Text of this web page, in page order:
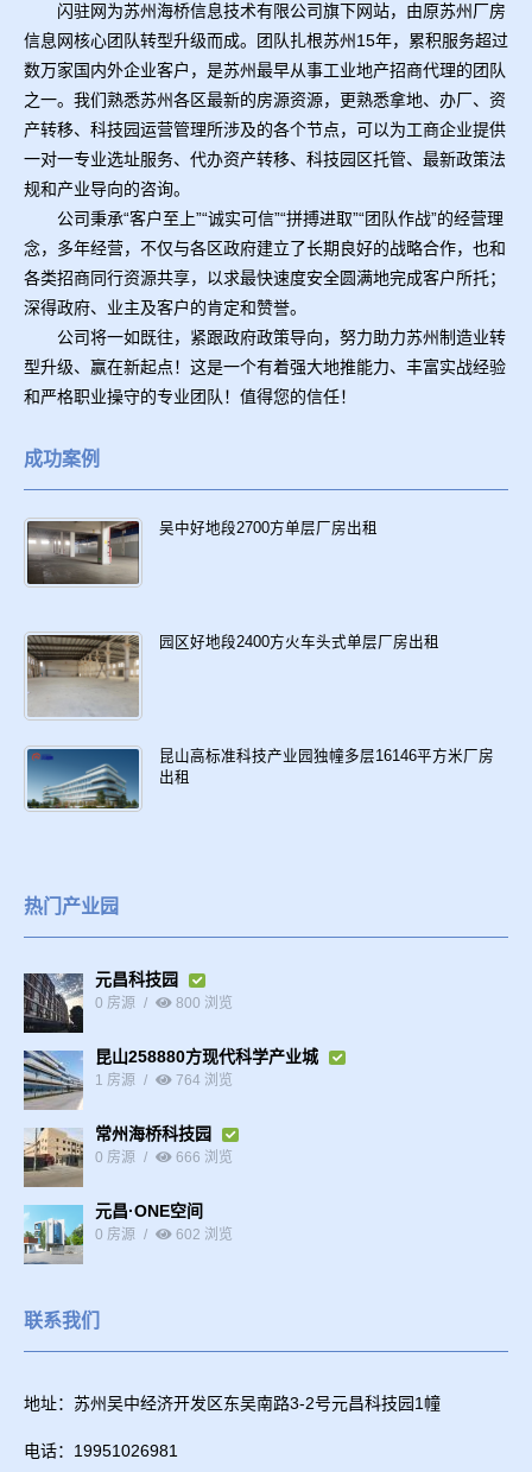
闪驻网为苏州海桥信息技术有限公司旗下网站，由原苏州厂房
信息网核心团队转型升级而成。团队扎根苏州15年，累积服务超过
数万家国内外企业客户，是苏州最早从事工业地产招商代理的团队
之一。我们熟悉苏州各区最新的房源资源，更熟悉拿地、办厂、资
产转移、科技园运营管理所涉及的各个节点，可以为工商企业提供
一对一专业选址服务、代办资产转移、科技园区托管、最新政策法
规和产业导向的咨询。
公司秉承“客户至上”“诚实可信”“拼搏进取”“团队作战”的经营理
念，多年经营，不仅与各区政府建立了长期良好的战略合作，也和
各类招商同行资源共享，以求最快速度安全圆满地完成客户所托；
深得政府、业主及客户的肯定和赞誉。
公司将一如既往，紧跟政府政策导向，努力助力苏州制造业转
型升级、赢在新起点！这是一个有着强大地推能力、丰富实战经验
和严格职业操守的专业团队！值得您的信任！
成功案例
吴中好地段2700方单层厂房出租
园区好地段2400方火车头式单层厂房出租
昆山高标准科技产业园独幢多层16146平方米厂房
出租
热门产业园
元昌科技园
0 房源 800 浏览
昆山258880方现代科学产业城
1 房源 764 浏览
常州海桥科技园
0 房源 666 浏览
元昌·ONE空间
0 房源 602 浏览
联系我们
地址：苏州吴中经济开发区东吴南路3-2号元昌科技园1幢
电话：19951026981